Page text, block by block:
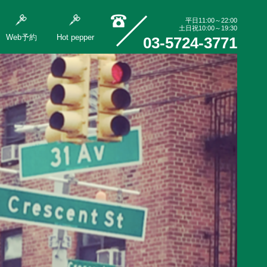
Web予約 Hot pepper
平日11:00～22:00
土日祝10:00～19:30
03-5724-3771